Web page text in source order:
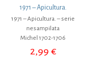
1971 – Apicultura.
1971 – Apicultura. – serie
nesampilata
Michel 1702-1706
2,99 €